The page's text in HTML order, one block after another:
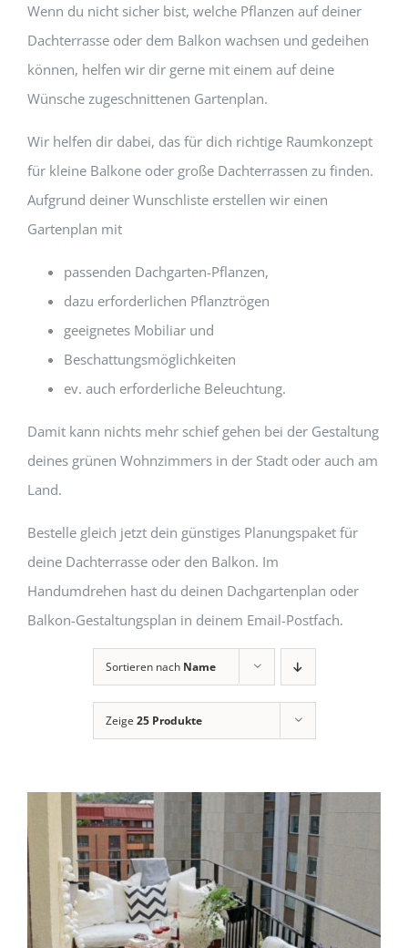
Wenn du nicht sicher bist, welche Pflanzen auf deiner
Dachterrasse oder dem Balkon wachsen und gedeihen
können, helfen wir dir gerne mit einem auf deine
Wünsche zugeschnittenen Gartenplan.
Wir helfen dir dabei, das für dich richtige Raumkonzept
für kleine Balkone oder große Dachterrassen zu finden.
Aufgrund deiner Wunschliste erstellen wir einen
Gartenplan mit
passenden Dachgarten-Pflanzen,
dazu erforderlichen Pflanztrögen
geeignetes Mobiliar und
Beschattungsmöglichkeiten
ev. auch erforderliche Beleuchtung.
Damit kann nichts mehr schief gehen bei der Gestaltung
deines grünen Wohnzimmers in der Stadt oder auch am
Land.
Bestelle gleich jetzt dein günstiges Planungspaket für
deine Dachterrasse oder den Balkon. Im
Handumdrehen hast du deinen Dachgartenplan oder
Balkon-Gestaltungsplan in deinem Email-Postfach.
Sortieren nach Name
Zeige 25 Produkte